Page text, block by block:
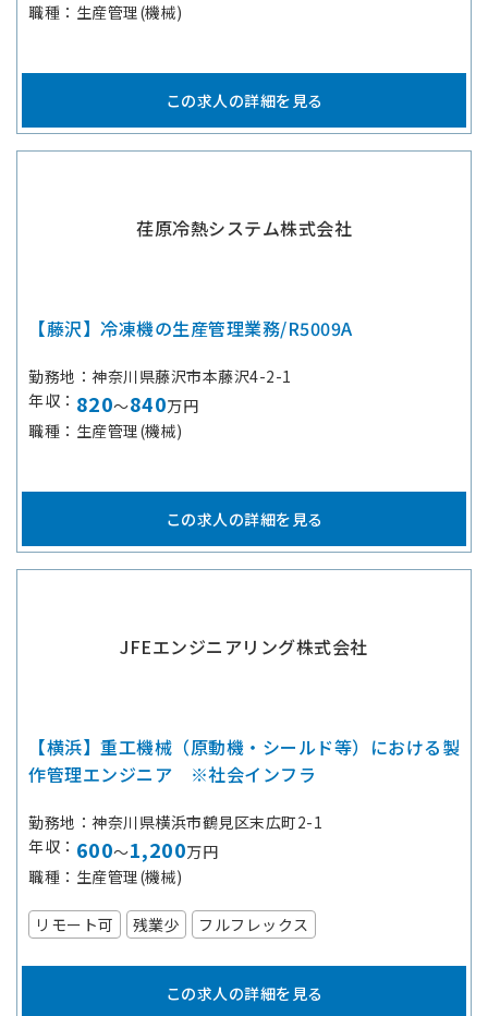
職種
生産管理(機械)
この求人の詳細を見る
荏原冷熱システム株式会社
【藤沢】冷凍機の生産管理業務/R5009A
勤務地
神奈川県藤沢市本藤沢4-2-1
年収
820～840万円
職種
生産管理(機械)
この求人の詳細を見る
JFEエンジニアリング株式会社
【横浜】重工機械（原動機・シールド等）における製
作管理エンジニア ※社会インフラ
勤務地
神奈川県横浜市鶴見区末広町2-1
年収
600～1,200万円
職種
生産管理(機械)
リモート可 残業少 フルフレックス
この求人の詳細を見る